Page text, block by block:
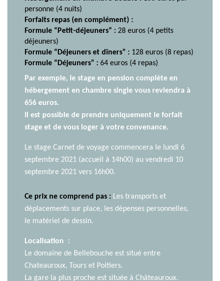
personne (4 nuits)
Forfaits repas (en complément) :
Formule “Petit-déjeuners” : 28 euros (4 petits
déjeuners)
Formule “Déjeuners et dîners” : 128 euros (8 repas)
Formule “Déjeuners” : 64 euros (4 repas)
Par exemple, le stage en pension complète en
hébergement en chambre single vous reviendra à
656 euros.
Il est possible de prendre uniquement le forfait
stage et de vous loger à votre convenance.
Le stage Carnet de voyage commencera le lundi 6
septembre 2021 (accueil à 14h00) au vendredi 10
septembre 2021 vers 16h00.
Ce prix ne comprend pas : Les transports et
déplacements sur place, les dépenses personnelles,
le matériel de dessin.
Localisation :
Le domaine de Bellebouche est situé entre
Chateauroux, Tours et Poitiers.
La gare la plus proche est située à Châteauroux.